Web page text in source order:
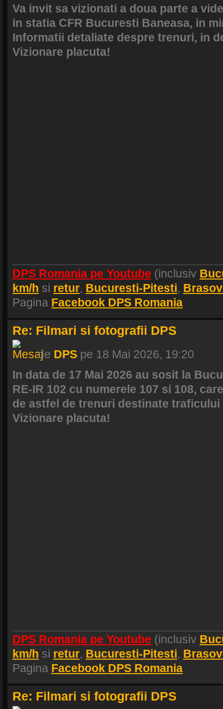
Va invit sa vizionati a doua parte a
in statia CFR Bucuresti Baneasa, in
Informatii detaliate despre trenuri, in
Vizionare placuta!
DPS Romania pe Youtube (inclusiv
km/h si retur, Bucuresti-Pitesti,
Pagina Facebook DPS Romania
Re: Filmari si fotografii DPS
de DPSpe 18 Mai 2026, 19:20
In data de 17 Mai 2026 au sosit la
RE-IR 102 cu numerele 107 si 108,
de astfel de trenuri destinate
Vizionare placuta!
DPS Romania pe Youtube (inclusiv
km/h si retur, Bucuresti-Pitesti,
Pagina Facebook DPS Romania
Re: Filmari si fotografii DPS